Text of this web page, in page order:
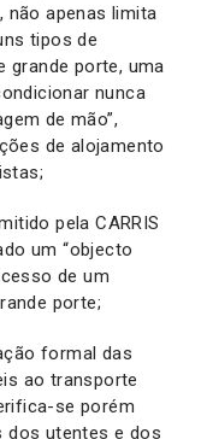
apenas limita
tipos de
grande porte, uma
nunca
de mão”,
de alojamento
pela CARRIS
um “objecto
de um
porte;
formal das
ao transporte
se porém
dos utentes e dos